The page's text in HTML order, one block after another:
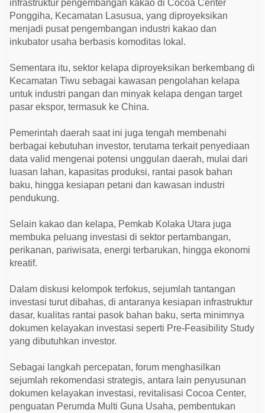
infrastruktur pengembangan kakao di Cocoa Center
Ponggiha, Kecamatan Lasusua, yang diproyeksikan
menjadi pusat pengembangan industri kakao dan
inkubator usaha berbasis komoditas lokal.
Sementara itu, sektor kelapa diproyeksikan berkembang di
Kecamatan Tiwu sebagai kawasan pengolahan kelapa
untuk industri pangan dan minyak kelapa dengan target
pasar ekspor, termasuk ke China.
Pemerintah daerah saat ini juga tengah membenahi
berbagai kebutuhan investor, terutama terkait penyediaan
data valid mengenai potensi unggulan daerah, mulai dari
luasan lahan, kapasitas produksi, rantai pasok bahan
baku, hingga kesiapan petani dan kawasan industri
pendukung.
Selain kakao dan kelapa, Pemkab Kolaka Utara juga
membuka peluang investasi di sektor pertambangan,
perikanan, pariwisata, energi terbarukan, hingga ekonomi
kreatif.
Dalam diskusi kelompok terfokus, sejumlah tantangan
investasi turut dibahas, di antaranya kesiapan infrastruktur
dasar, kualitas rantai pasok bahan baku, serta minimnya
dokumen kelayakan investasi seperti Pre-Feasibility Study
yang dibutuhkan investor.
Sebagai langkah percepatan, forum menghasilkan
sejumlah rekomendasi strategis, antara lain penyusunan
dokumen kelayakan investasi, revitalisasi Cocoa Center,
penguatan Perumda Multi Guna Usaha, pembentukan